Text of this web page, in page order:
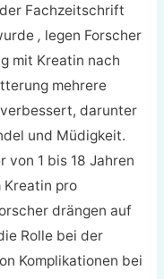
Fachzeitschrift
, legen Forscher
mit Kreatin nach
mehrere
darunter
und Müdigkeit.
von 1 bis 18 Jahren
Kreatin pro
drängen auf
Rolle bei der
Komplikationen bei